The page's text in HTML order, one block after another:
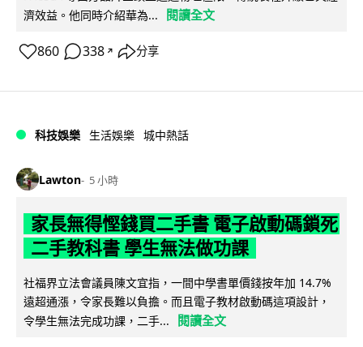
濟效益。他同時介紹華為...
閱讀全文
860 338 ↗ 分享
科技娛樂 生活娛樂 城中熱話
Lawton 5 小時
家長無得慳錢買二手書 電子啟動碼鎖死
二手教科書 學生無法做功課
社福界立法會議員陳文宜指，一間中學書單價錢按年加 14.7%
遠超通漲，令家長難以負擔。而且電子教材啟動碼這項設計，
令學生無法完成功課，二手...
閱讀全文